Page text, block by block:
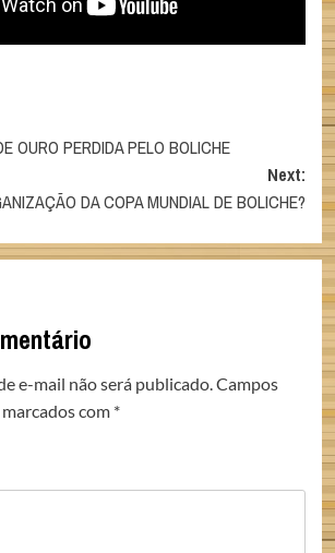
OURO PERDIDA PELO BOLICHE
Next:
DA COPA MUNDIAL DE BOLICHE?
e-mail não será publicado.Campos
com *